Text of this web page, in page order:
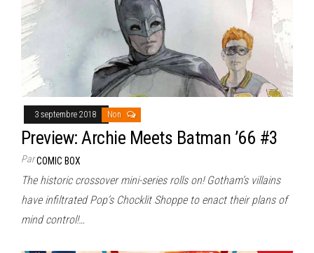
3 septembre 2018 Non
Preview: Archie Meets Batman ’66 #3
ParCOMIC BOX
The historic crossover mini-series rolls on! Gotham’s villains
have infiltrated Pop’s Chocklit Shoppe to enact their plans of
mind control!…